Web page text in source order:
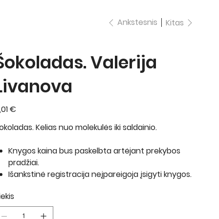
Ankstesnis Kitas
Valerija
€
Kelias nuo molekulės iki saldainio.
Knygos kaina bus paskelbta artėjant prekybos
pradžiai.
Išankstinė registracija neįpareigoja įsigyti knygos.